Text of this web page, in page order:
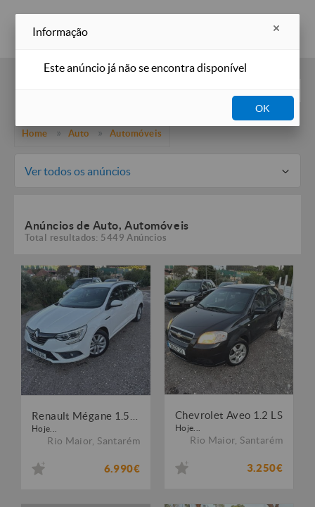
Home Auto Automóveis
Ver todos os anúncios
Anúncios de Auto, Automóveis
Total resultados: 5449 Anúncios
Hoje...
Rio Maior Santarém
6.990€
Chevrolet Aveo 1.2 LS
Hoje...
Rio Maior Santarém
3.250€
Informação
Este anúncio já não se encontra disponível
OK